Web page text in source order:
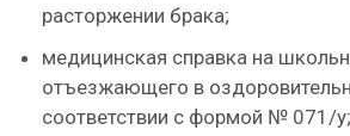
расторжении брака;
медицинская справка на
отъезжающего в
соответствии с формой № 071/у;